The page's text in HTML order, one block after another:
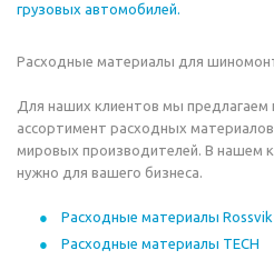
грузовых автомобилей.
Расходные материалы для
Для наших клиентов мы
ассортимент расходных
мировых производителей. В нашем
нужно для вашего бизнеса.
Расходные материалы Rossvik
Расходные материалы TECH